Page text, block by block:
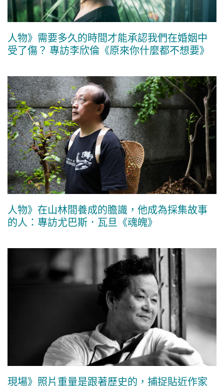
人物》需要多久的時間才能承認我們在婚姻中
受了傷？ 專訪李欣倫《原來你什麼都不想要》
人物》在山林間養成的膽識，他成為採集故事
的人：專訪尤巴斯．瓦旦《魂魄》
現場》照片重量是跟著歷史的，捕捉貼近作家